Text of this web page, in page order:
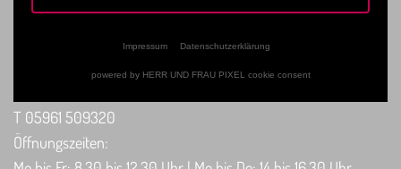
TICKET-VORVERKAUF
T 05961 509320
Öffnungszeiten:
Impressum Datenschutzerklärung
powered by HERR UND FRAU PIXEL cookie consent